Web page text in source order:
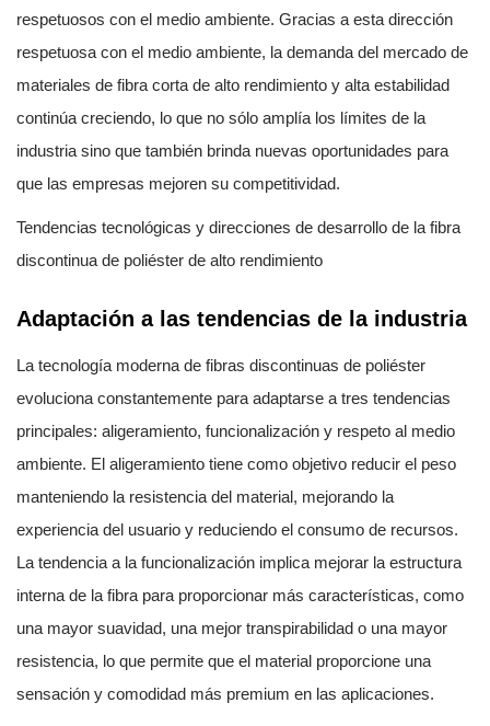
respetuosos con el medio ambiente. Gracias a esta dirección
respetuosa con el medio ambiente, la demanda del mercado de
materiales de fibra corta de alto rendimiento y alta estabilidad
continúa creciendo, lo que no sólo amplía los límites de la
industria sino que también brinda nuevas oportunidades para
que las empresas mejoren su competitividad.
Tendencias tecnológicas y direcciones de desarrollo de la fibra
discontinua de poliéster de alto rendimiento
Adaptación a las tendencias de la industria
La tecnología moderna de fibras discontinuas de poliéster
evoluciona constantemente para adaptarse a tres tendencias
principales: aligeramiento, funcionalización y respeto al medio
ambiente. El aligeramiento tiene como objetivo reducir el peso
manteniendo la resistencia del material, mejorando la
experiencia del usuario y reduciendo el consumo de recursos.
La tendencia a la funcionalización implica mejorar la estructura
interna de la fibra para proporcionar más características, como
una mayor suavidad, una mejor transpirabilidad o una mayor
resistencia, lo que permite que el material proporcione una
sensación y comodidad más premium en las aplicaciones.